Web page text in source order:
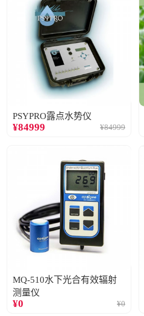
PSYPRO露点水势仪
¥84999 ¥84999
MQ-510水下光合有效辐射
测量仪
¥0 ¥0